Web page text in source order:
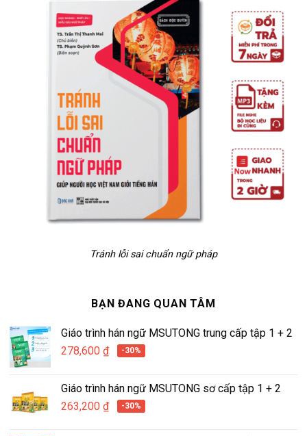
Tránh lỗi sai chuẩn ngữ pháp
BẠN ĐANG QUAN TÂM
Giáo trình hán ngữ MSUTONG trung cấp tập 1 + 2
278,600 ₫ -30%
Giáo trình hán ngữ MSUTONG sơ cấp tập 1 + 2
263,200 ₫ -30%